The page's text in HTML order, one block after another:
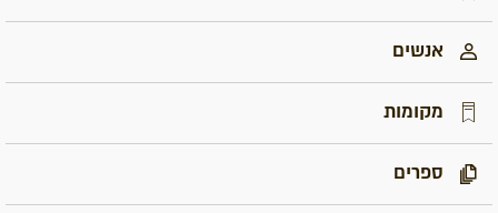
אנשים
מקומות
ספרים